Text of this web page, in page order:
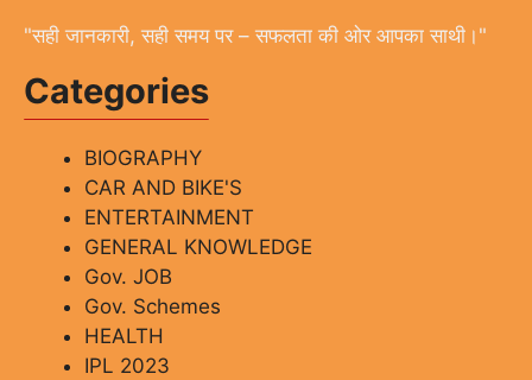
"सही जानकारी, सही समय पर – सफलता की ओर आपका साथी।"
Categories
BIOGRAPHY
CAR AND BIKE'S
ENTERTAINMENT
GENERAL KNOWLEDGE
Gov. JOB
Gov. Schemes
HEALTH
IPL 2023